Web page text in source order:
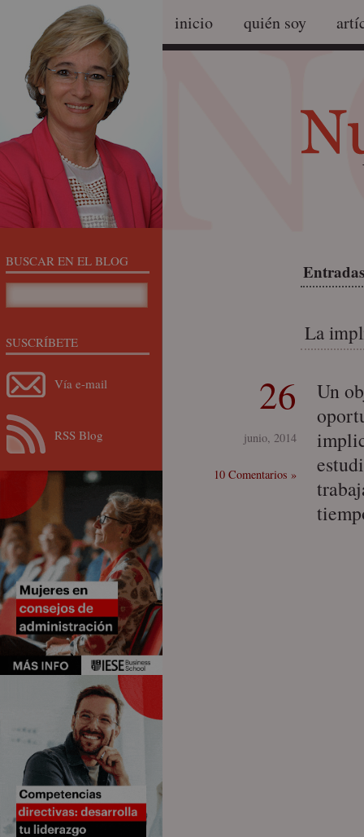
inicio quién soy
La
26
junio, 2014
10 Comentarios »
Un
BUSCAR EN EL BLOG
SUSCRÍBETE
Vía e-mail
RSS Blog